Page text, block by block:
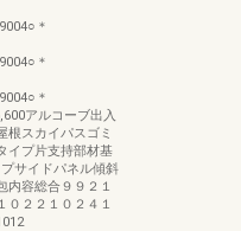
＊
＊
＊
アルコーブ出入
根スカイパスゴミ
イプ片支持部材基
サイドパネル傾斜
内容総合９９２１
０２２１０２４１